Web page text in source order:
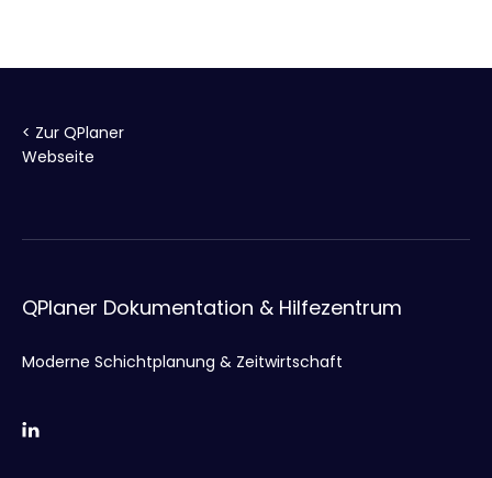
< Zur QPlaner
Webseite
QPlaner Dokumentation & Hilfezentrum
Moderne Schichtplanung & Zeitwirtschaft